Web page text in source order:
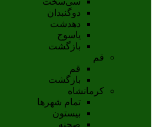
دوگنبدان
دهدشت
ياسوج
بازگشت
قم
قم
بازگشت
کرمانشاه
تمام شهر‌ها
بیستون
صحنه